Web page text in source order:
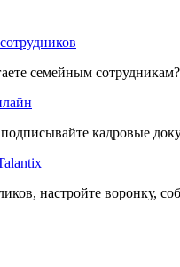
семейным сотрудникам?
кадровые
настройте воронку,